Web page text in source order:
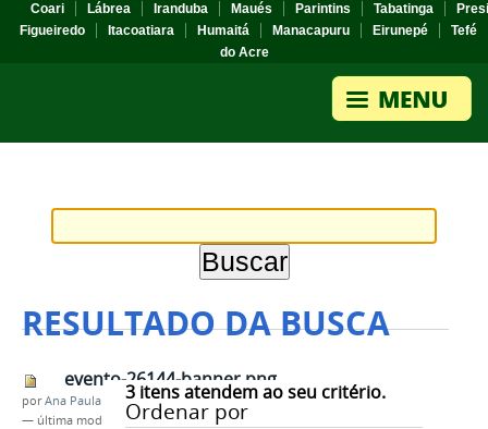
Coari
Lábrea Iranduba Maués Parintins Tabatinga
Figueiredo
Itacoatiara Humaitá Manacapuru Eirunepé
Tefé
do Acre
RESULTADO DA BUSCA
3itens atendem ao seu critério.
Ordenar por
evento-26144-banner.png
porAna Paula Batista
— última modificação08/06/2018 09h06